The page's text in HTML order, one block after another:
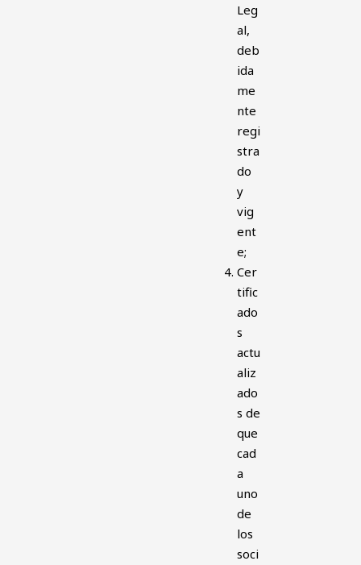
Leg
al,
deb
ida
me
nte
regi
stra
do
y
vig
ent
e;
Cer
tific
ado
s
actu
aliz
ado
s de
que
cad
a
uno
de
los
soci